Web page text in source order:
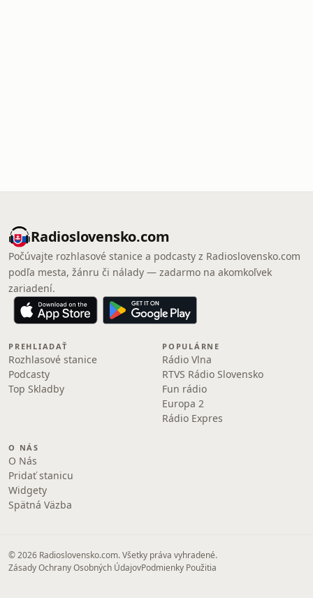
Radioslovensko.com
Počúvajte rozhlasové stanice a podcasty z Radioslovensko.com
podľa mesta, žánru či nálady — zadarmo na akomkoľvek
zariadení.
PREHLIADAŤ
Rozhlasové stanice
Podcasty
Top Skladby
POPULÁRNE
Rádio Vlna
RTVS Rádio Slovensko
Fun rádio
Europa 2
Rádio Expres
O NÁS
O Nás
Pridať stanicu
Widgety
Spätná Väzba
© 2026 Radioslovensko.com. Všetky práva vyhradené.
Zásady Ochrany Osobných ÚdajovPodmienky Použitia